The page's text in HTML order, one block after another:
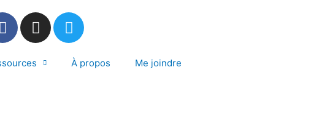
F
a
e
I
n
t
T
w
tÀ propos Me joindre